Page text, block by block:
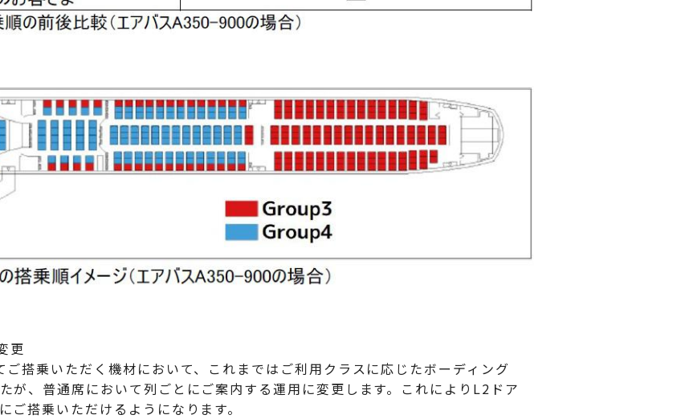
更
乗いただく機材において、これまではご利用クラスに応じたボーディング
、普通席において列ごとにご案内する運用に変更します。これによりL2ドア
搭乗いただけるようになります。